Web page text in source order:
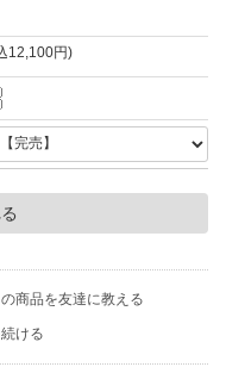
12,100円)
の商品を友達に教える
ける